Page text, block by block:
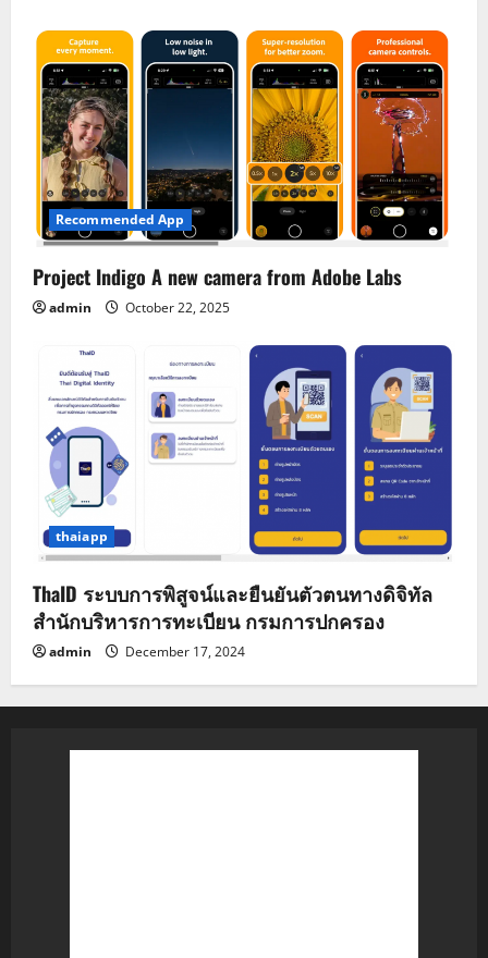
Recommended App
Project Indigo A new camera from Adobe Labs
admin October 22, 2025
thaiapp
ThaID ระบบการพิสูจน์และยืนยันตัวตนทางดิจิทัล
สำนักบริหารการทะเบียน กรมการปกครอง
admin December 17, 2024